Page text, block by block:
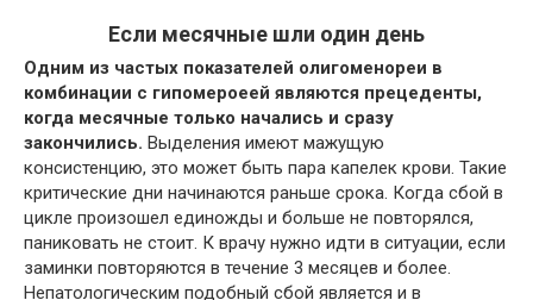
Если месячные шли один день
Одним из частых показателей олигоменореи в
комбинации с гипомероеей являются прецеденты,
когда месячные только начались и сразу
закончились. Выделения имеют мажущую
консистенцию, это может быть пара капелек крови. Такие
критические дни начинаются раньше срока. Когда сбой в
цикле произошел единожды и больше не повторялся,
паниковать не стоит. К врачу нужно идти в ситуации, если
заминки повторяются в течение 3 месяцев и более.
Непатологическим подобный сбой является и в